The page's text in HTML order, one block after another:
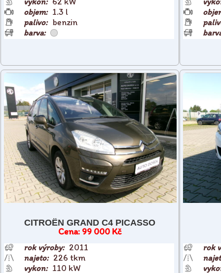
1.3 l
benzin
CITROËN GRAND C4 PICASSO
99 000 Kč
2011
226 tkm
110 kW